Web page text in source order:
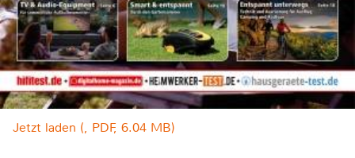
Jetzt laden (, PDF, 6.04 MB)